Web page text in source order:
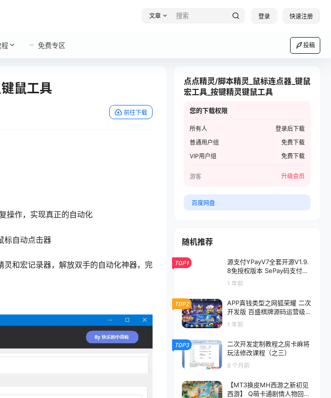
文章 登录 快速注册
程 免费专区 投稿
鼠工具
前往下载
操作，实现真正的自动化
标自动点击器
和宏记录器，解放双手的自动化神器，完
点点精灵/脚本精灵_鼠标连点器_键鼠
宏工具_按键精灵键鼠工具
您的下载权限
所有人
登录后下载
普通用户组
免费下载
VIP用户组
免费下载
游客 升级会员
百度网盘
随机推荐
TOP1
源支付YPayV7全套开源V1.9.
8免授权版本 SePay码支付MP
ay易支付Epay开源程序源码
1 年前
TOP2
APP真钱类型之网狐荣耀 二次
开发版 百盛棋牌源码运营级别
版本 带真人视讯
1 年前
TOP3
二次开发定制教程之房卡麻将
玩法修改课程（之三）
8 个月前
【MT3换皮MH西游之新初见
西游】 Q萌卡通剧情人物回合